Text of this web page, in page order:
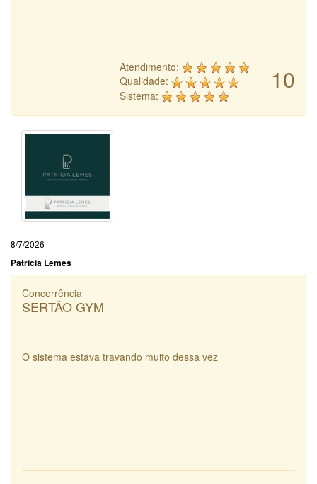
10
Atendimento:
Qualidade:
Sistema:
8/7/2026
Patricia Lemes
Concorrência
SERTÃO GYM
O sistema estava travando muito dessa vez